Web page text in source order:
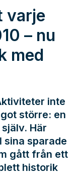
varje
– nu
med
inte
större: en
Här
sina sparade
gått från ett
historik